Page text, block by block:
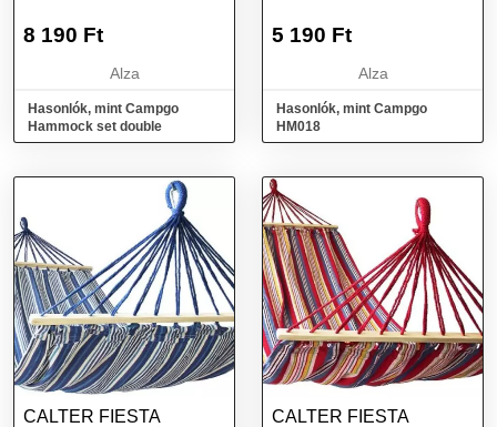
8 190 Ft
Alza
Hasonlók, mint Campgo
Hammock set double
5 190 Ft
Alza
Hasonlók, mint Campgo
HM018
CALTER FIESTA
CALTER FIESTA